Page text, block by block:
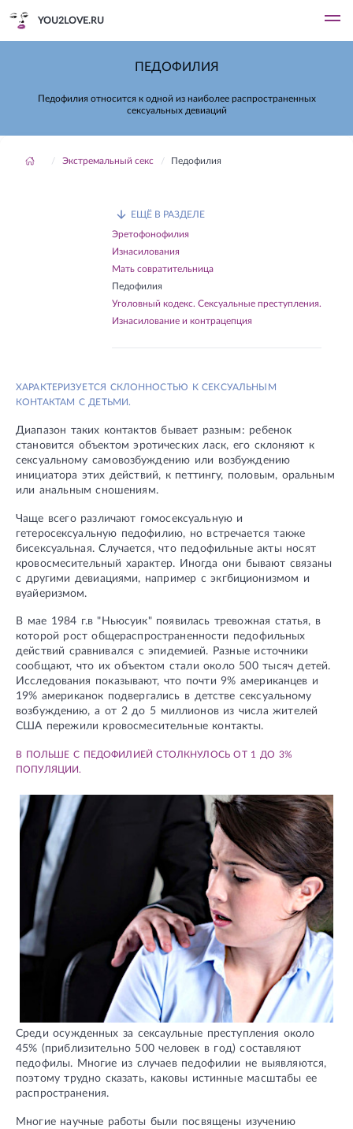
YOU2LOVE.RU
ПЕДОФИЛИЯ
Педофилия относится к одной из наиболее распространенных
сексуальных девиаций
Экстремальный секс Педофилия
ЕЩЁ В РАЗДЕЛЕ
Эретофонофилия
Изнасилования
Мать совратительница
Педофилия
Уголовный кодекс. Сексуальные преступления.
Изнасилование и контрацепция
ХАРАКТЕРИЗУЕТСЯ СКЛОННОСТЬЮ К СЕКСУАЛЬНЫМ
КОНТАКТАМ С ДЕТЬМИ.
Диапазон таких контактов бывает разным: ребенок
становится объектом эротических ласк, его склоняют к
сексуальному самовозбуждению или возбуждению
инициатора этих действий, к петтингу, половым, оральным
или анальным сношениям.
Чаще всего различают гомосексуальную и
гетеросексуальную педофилию, но встречается также
бисексуальная. Случается, что педофильные акты носят
кровосмесительный характер. Иногда они бывают связаны
с другими девиациями, например с экгбиционизмом и
вуайеризмом.
В мае 1984 г.в "Hьюсуик" появилась тревожная статья, в
которой рост общераспространенности педофильных
действий сравнивался с эпидемией. Разные источники
сообщают, что их объектом стали около 500 тысяч детей.
Исследования показывают, что почти 9% американцев и
19% американок подвергались в детстве сексуальному
возбуждению, а от 2 до 5 миллионов из числа жителей
США пережили кровосмесительные контакты.
В ПОЛЬШЕ С ПЕДОФИЛИЕЙ СТОЛКНУЛОСЬ ОТ 1 ДО 3%
ПОПУЛЯЦИИ.
Среди осужденных за сексаульные преступления около
45% (приблизительно 500 человек в год) составляют
педофилы. Многие из случаев педофилии не выявляются,
поэтому трудно сказать, каковы истинные масштабы ее
распространения.
Многие научные работы были посвящены изучению